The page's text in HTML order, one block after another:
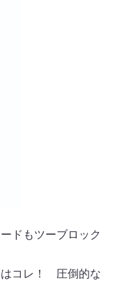
ドもツーブロック
はコレ！ 圧倒的な